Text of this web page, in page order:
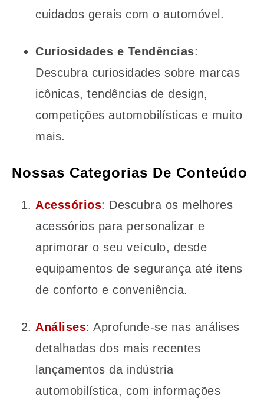
cuidados gerais com o automóvel.
Curiosidades e Tendências:
Descubra curiosidades sobre marcas
icônicas, tendências de design,
competições automobilísticas e muito
mais.
Nossas Categorias De Conteúdo
Acessórios: Descubra os melhores
acessórios para personalizar e
aprimorar o seu veículo, desde
equipamentos de segurança até itens
de conforto e conveniência.
Análises: Aprofunde-se nas análises
detalhadas dos mais recentes
lançamentos da indústria
automobilística, com informações